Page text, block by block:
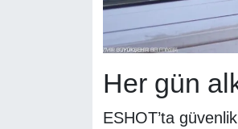
Her gün
ESHOT’ta